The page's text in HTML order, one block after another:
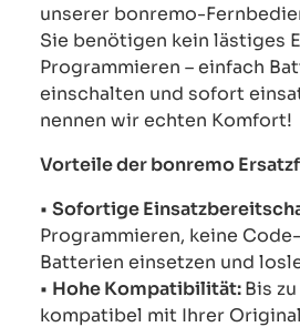
unserer bonremo-
Sie benötigen kein lästiges
Programmieren – einfach
einschalten und sofort
nennen wir echten Komfort!
Vorteile der bonremo
• Sofortige
Programmieren, keine
Batterien einsetzen und
• Hohe Kompatibilität:Bis
kompatibel mit Ihrer